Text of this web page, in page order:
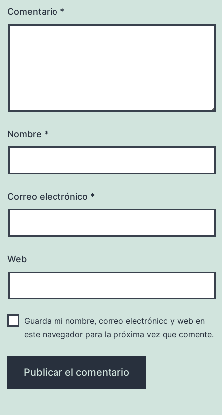
Comentario *
Nombre *
Correo electrónico *
Web
Guarda mi nombre, correo electrónico y web en
este navegador para la próxima vez que comente.